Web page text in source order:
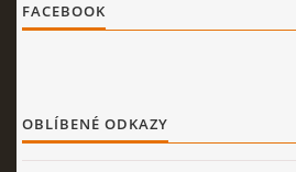
FACEBOOK
OBLÍBENÉ ODKAZY